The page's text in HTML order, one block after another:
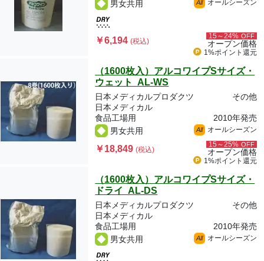
男女共用
All オールシーズン
￥6,194(税込)
15～24% OFF
オープン価格
1%ポイント 還元
（1600枚入）アルコワイプSサイズ・
ウェット AL-WS
日本メディカルプロダクツ
その他
日本メディカル
食品工場用
2010年発売
男女共用
All オールシーズン
￥18,849(税込)
15～25% OFF
オープン価格
1%ポイント 還元
（1600枚入）アルコワイプSサイズ・
ドライ AL-DS
日本メディカルプロダクツ
その他
日本メディカル
食品工場用
2010年発売
男女共用
All オールシーズン